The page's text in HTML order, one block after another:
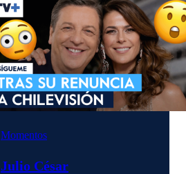
Momentos
Julio César